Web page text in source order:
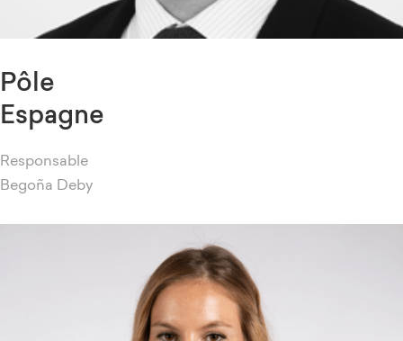
Pôle
Espagne
Responsable
Begoña Deby